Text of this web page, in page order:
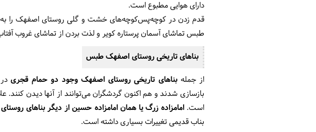
دارای هوایی مطبوع است.
قدم زدن در کوچه‌پس‌کوچه‌های خشت و گلی روستای اصفهک را
طبس تماشای آسمان پرستاره کویر و لذت بردن از تماشای غروب
بناهای تاریخی روستای اصفهک طبس
از جملهبناهای تاریخی روستای اصفهک وجود دو حمام قجری
بازسازی شدند و هم اکنون گردشگران می‌توانند از آنها دیدن کنند.
است. امامزاده زرگ یا همان امامزاده حسین از دیگر بناهای
بناب قدیمی تغییرات بسیاری داشته است.